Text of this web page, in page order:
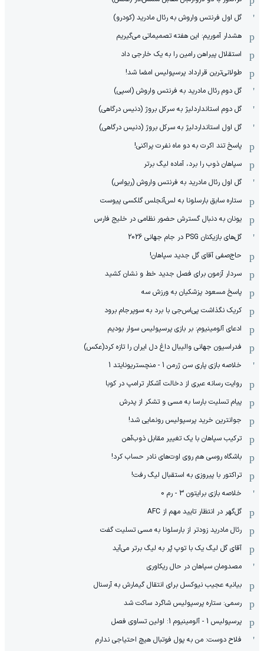
گل اول فرنتس واروش به رئال مادرید (کودرو)
هشدار آموریم: این هفته تصمیماتی می‌گیریم
استقلال پیراهن رامین را به یک خارجی داد
طولانی‌ترین قرارداد پرسپولیس امضا شد!
گل دوم رئال مادرید به فرنتس واروش (اسپی)
گل دوم استانداردلیژ به سرکل بروژ (دنیس درگاهی)
گل اول استانداردلیژ به سرکل بروژ (دنیس درگاهی)
پاسخ تند اکرت به دو ماه نفرت پراکنی!
سپاهان ذوب را برد، آماده لیگ برتر
گل اول رئال مادرید به فرنتس واروش (ریواس)
ستاره سابق بارسلونا به لس‌آنجلس گلکسی پیوست
یونان به دنبال گسترش حضور نظامی در خلیج فارس
گل‌های بازیکنان PSG در جام جهانی 2026
حاج‌صفی آقای گل جدید سپاهان!
سردار آزمون برای فصل جدید خط و نشان کشید
پاسخ مسعود پزشکیان به ورزش سه
کریک نگذاشت پی‌اس‌جی با برد به سوپرجام برود
ادعای آلومینیوم: بر بازی پرسپولیس سوار بودیم
فدراسیون جهانی والیبال داغ دل ایران را تازه کرد(عکس)
خلاصه بازی پاری سن ژرمن 1 - منچستریونایتد 1
روایت رسانه عبری از دخالت آشکار ترامپ در کوبا
پیام تسلیت بارسا به مسی و تشکر از پدرش
جوانترین خرید پرسپولیس رونمایی شد!
ترکیب سپاهان با یک تغییر مقابل ذوب‌آهن
باشگاه روسی هم روی اوت‌های نادر حساب کرد!
تراکتور با پیروزی به استقبال لیگ رفت!
خلاصه بازی برایتون 3 - رم 0
گل‌گهر در انتظار تایید مهم از ‌AFC
رئال مادرید زودتر از بارسلونا به مسی تسلیت گفت
آقای گل لیگ یک با توپ پُر به لیگ برتر می‌آید
مصدومان سپاهان در حال ریکاوری
بیانیه عجیب نیوکسل برای انتقال گیمارش به آرسنال
رسمی: ستاره پرسپولیس شاگرد ساکت شد
پرسپولیس 1 - آلومینیوم 1: اولین تساوی فصل
فلاح دوست: من به پول فوتبال هیچ احتیاجی ندارم